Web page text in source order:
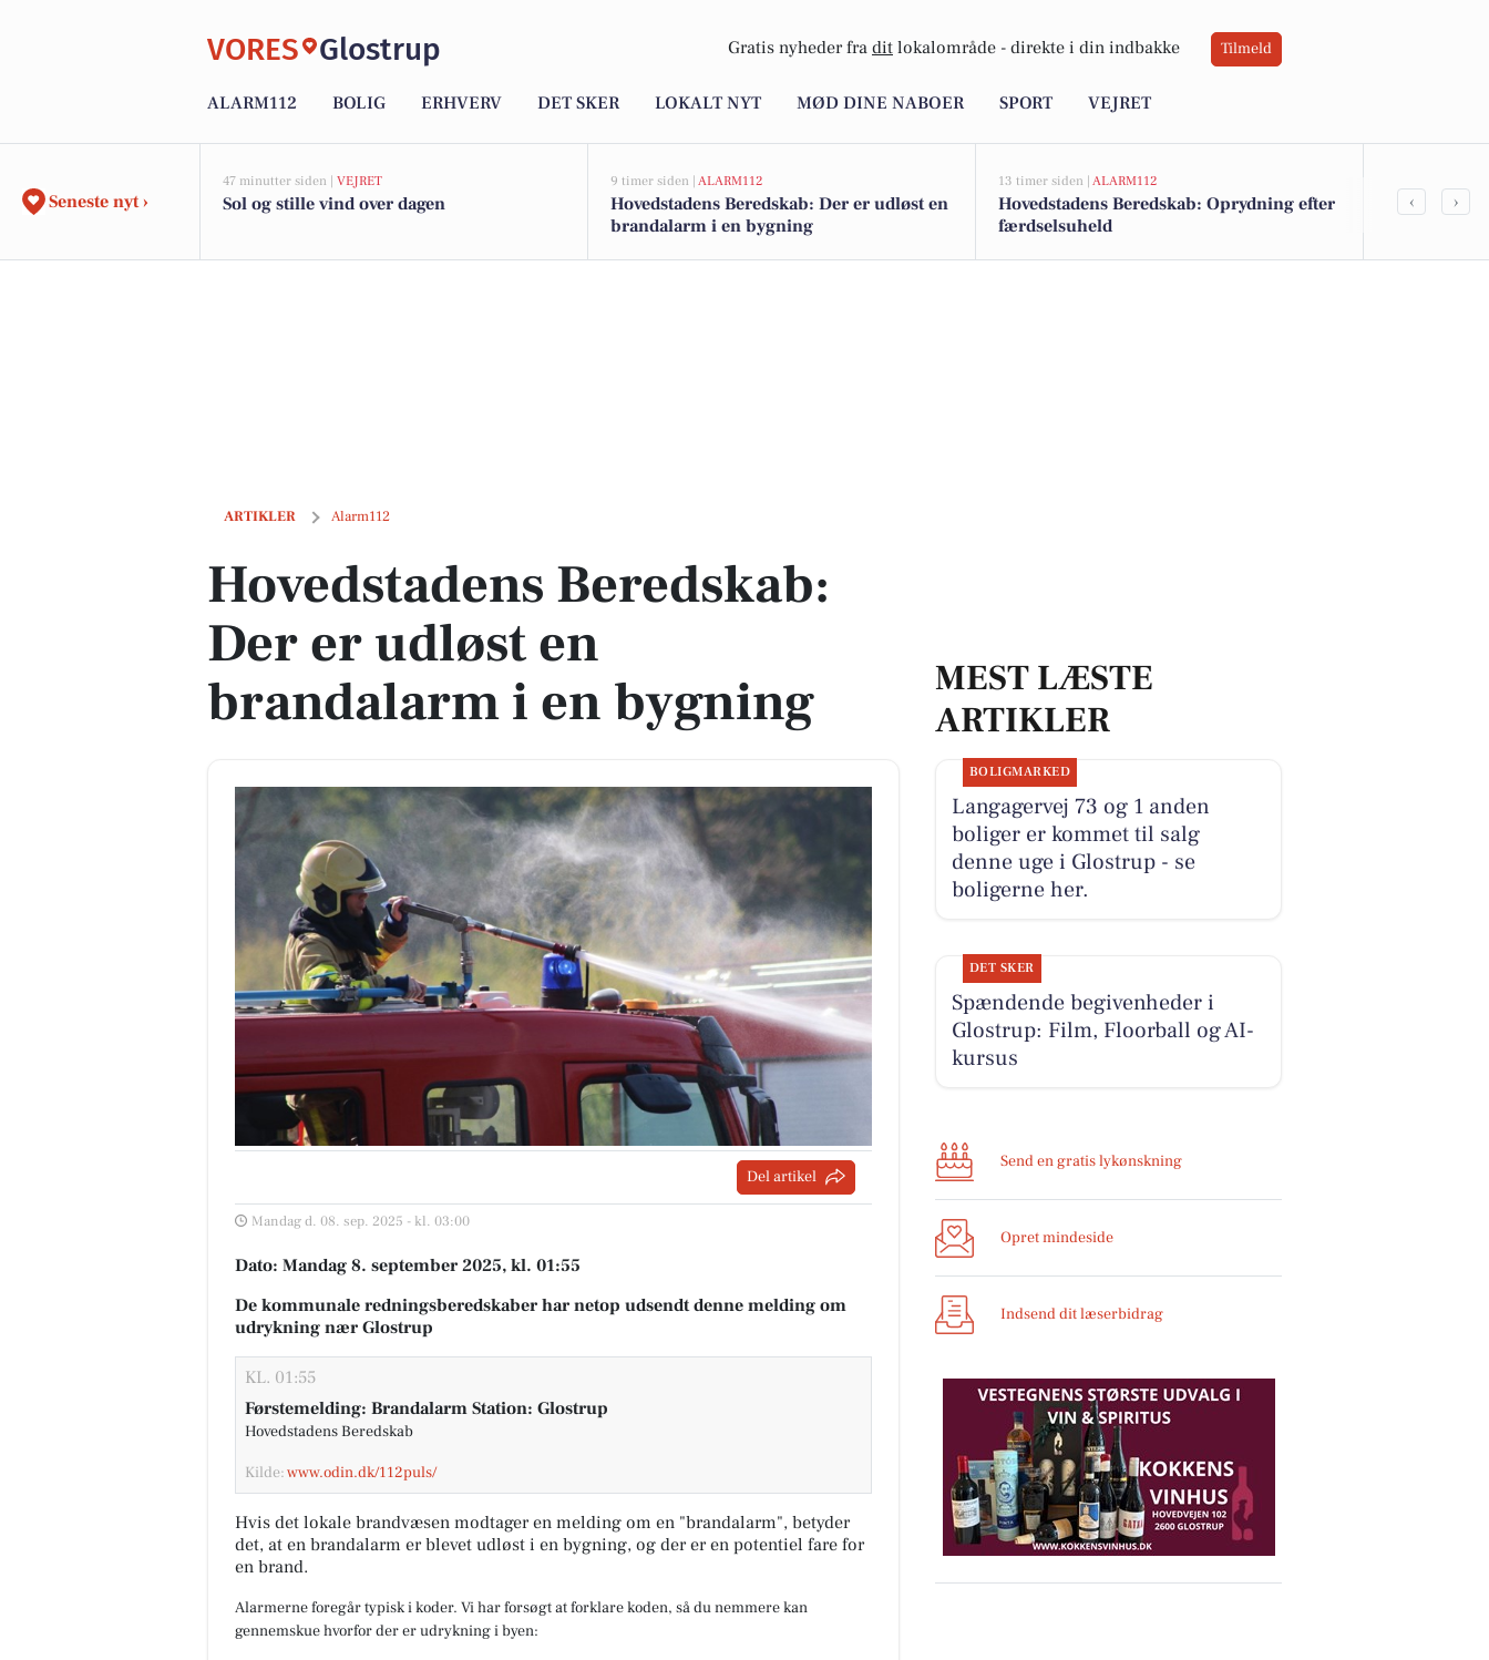
VORES Glostrup Gratis nyheder fra dit lokalområde - direkte i din indbakke Tilmeld
ALARM112 BOLIG ERHVERV DET SKER LOKALT NYT MØD DINE NABOER SPORT VEJRET
Seneste nyt ›
47 minutter siden | VEJRET
Sol og stille vind over dagen
9 timer siden | ALARM112
Hovedstadens Beredskab: Der er udløst en
brandalarm i en bygning
13 timer siden | ALARM112
Hovedstadens Beredskab: Oprydning efter
færdselsuheld
‹ ›
ARTIKLER Alarm112
Hovedstadens Beredskab: Der er udløst en brandalarm i en bygning
Hovedstadens Beredskab:
Der er udløst en
brandalarm i en bygning
Del artikel
Mandag d. 08. sep. 2025 - kl. 03:00
Dato: Mandag 8. september 2025, kl. 01:55
De kommunale redningsberedskaber har netop udsendt denne melding om
udrykning nær Glostrup
KL. 01:55
Førstemelding: Brandalarm Station: Glostrup
Hovedstadens Beredskab
Kilde:www.odin.dk/112puls/
Hvis det lokale brandvæsen modtager en melding om en "brandalarm", betyder
det, at en brandalarm er blevet udløst i en bygning, og der er en potentiel fare for
en brand.
Alarmerne foregår typisk i koder. Vi har forsøgt at forklare koden, så du nemmere kan
gennemskue hvorfor der er udrykning i byen:
MEST LÆSTE
ARTIKLER
BOLIGMARKED
Langagervej 73 og 1 anden
boliger er kommet til salg
denne uge i Glostrup - se
boligerne her.
DET SKER
Spændende begivenheder i
Glostrup: Film, Floorball og AI-
kursus
Send en gratis lykønskning
Opret mindeside
Indsend dit læserbidrag